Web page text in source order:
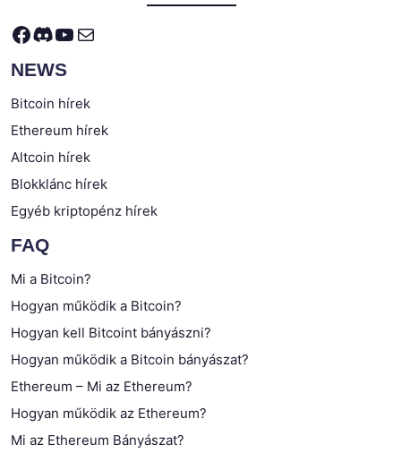
Facebook
Discord
YouTube
Mail
NEWS
Bitcoin hírek
Ethereum hírek
Altcoin hírek
Blokklánc hírek
Egyéb kriptopénz hírek
FAQ
Mi a Bitcoin?
Hogyan működik a Bitcoin?
Hogyan kell Bitcoint bányászni?
Hogyan működik a Bitcoin bányászat?
Ethereum – Mi az Ethereum?
Hogyan működik az Ethereum?
Mi az Ethereum Bányászat?